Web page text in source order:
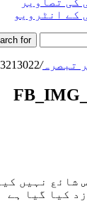
کے انٹرویو
for
/
شائع نہیں
کیا گیا ہے